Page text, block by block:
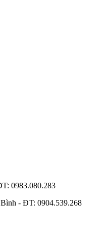
0983.080.283
Bình - ĐT: 0904.539.268